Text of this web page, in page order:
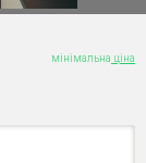
мінімальна ціна